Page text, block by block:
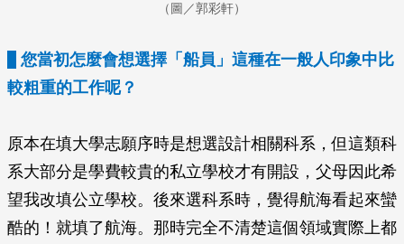
（圖／郭彩軒）
您當初怎麼會想選擇「船員」這種在一般人印象中比
較粗重的工作呢？
原本在填大學志願序時是想選設計相關科系，但這類科
系大部分是學費較貴的私立學校才有開設，父母因此希
望我改填公立學校。後來選科系時，覺得航海看起來蠻
酷的！就填了航海。那時完全不清楚這個領域實際上都